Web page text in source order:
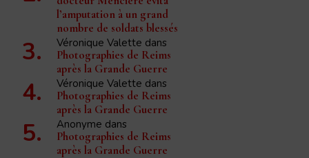
l’amputation à un grand
nombre de soldats blessés
Véronique Valette dans
Photographies de Reims
après la Grande Guerre
Véronique Valette dans
Photographies de Reims
après la Grande Guerre
Anonyme dans
Photographies de Reims
après la Grande Guerre